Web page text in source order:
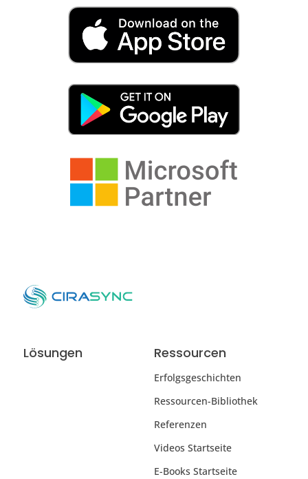
Lösungen Ressourcen
Erfolgsgeschichten
Ressourcen-Bibliothek
Referenzen
Videos Startseite
E-Books Startseite